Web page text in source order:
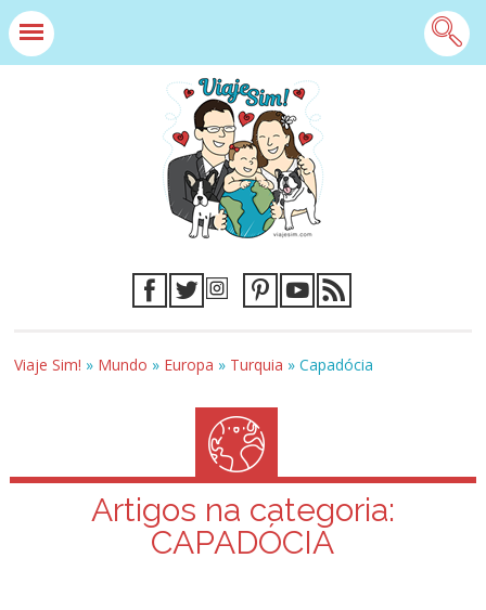
Viaje Sim! » Mundo » Europa » Turquia »Capadócia
Artigos na categoria:
CAPADÓCIA